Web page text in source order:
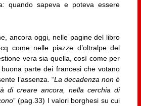
quando sapeva e poteva essere
ancora oggi, nelle pagine del libro
come nelle piazze d’oltralpe del
vera sia quella, così come per
buona parte dei francesi che votano
l’assenza. “La decadenza non è
di creare ancora, nella cerchia di
” (pag.33) I valori borghesi su cui